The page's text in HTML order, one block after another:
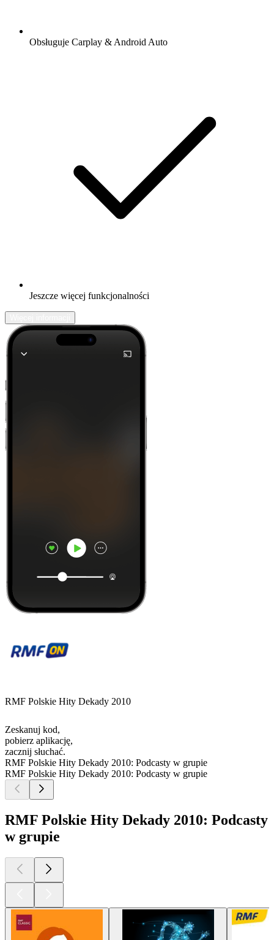
Obsługuje Carplay & Android Auto
Jeszcze więcej funkcjonalności
RMF Polskie Hity Dekady 2010
Zeskanuj kod,
pobierz aplikację,
zacznij słuchać.
RMF Polskie Hity Dekady 2010: Podcasty w grupie
RMF Polskie Hity Dekady 2010: Podcasty w grupie
RMF Polskie Hity Dekady 2010: Podcasty
w grupie